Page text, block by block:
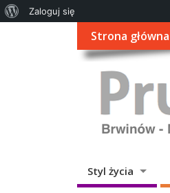
Strona główna
Styl życia
Zaloguj się